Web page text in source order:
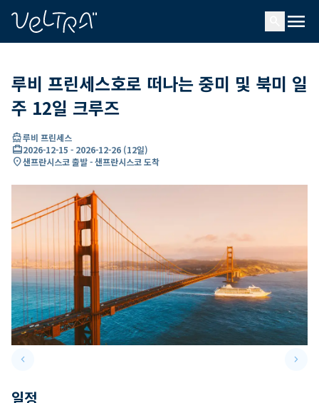
menu
루비 프린세스호로 떠나는 중미 및 북미 일
주 12일 크루즈
directions_boat루비 프린세스
card_travel2026-12-15 - 2026-12-26 (12일)
location_on샌프란시스코 출발 - 샌프란시스코 도착
keyboard_arrow_leftPrevious slide keyboard_arrow_right
일정